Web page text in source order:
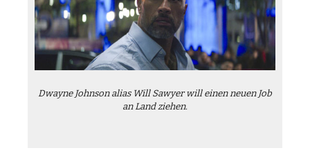
Dwayne Johnson alias Will Sawyer will einen neuen Job
an Land ziehen.